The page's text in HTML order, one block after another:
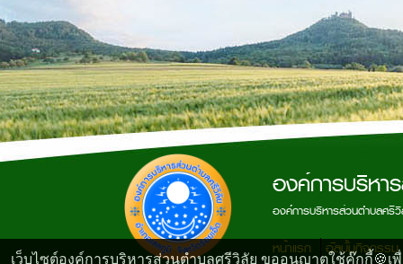
องค์การบริหา
องค์การบริหารส่วนตำบลศรี
หน้าแรก อัลบั้มกิจกรรม
เว็บไซต์องค์การบริหารส่วนตำบลศรีวิลัย ขออนุญาตใช้คุ๊กกี้🍪